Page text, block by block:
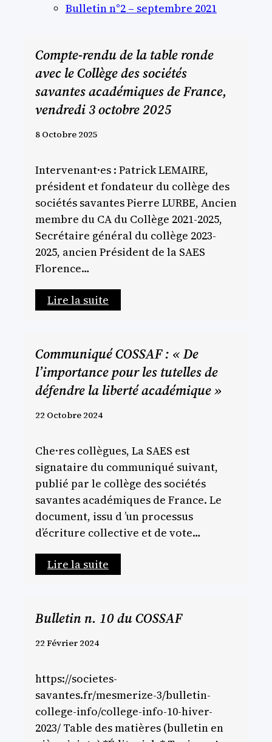
Bulletin n°2 – septembre 2021
Compte-rendu de la table ronde
avec le Collège des sociétés
savantes académiques de France,
vendredi 3 octobre 2025
8 Octobre 2025
Intervenant·es : Patrick LEMAIRE,
président et fondateur du collège des
sociétés savantes Pierre LURBE, Ancien
membre du CA du Collège 2021-2025,
Secrétaire général du collège 2023-
2025, ancien Président de la SAES
Florence…
Lire la suite
Communiqué COSSAF : « De
l’importance pour les tutelles de
défendre la liberté académique »
22 Octobre 2024
Che·res collègues, La SAES est
signataire du communiqué suivant,
publié par le collège des sociétés
savantes académiques de France. Le
document, issu d ’un processus
d’écriture collective et de vote…
Lire la suite
Bulletin n. 10 du COSSAF
22 Février 2024
https://societes-
savantes.fr/mesmerize-3/bulletin-
college-info/college-info-10-hiver-
2023/ Table des matières (bulletin en